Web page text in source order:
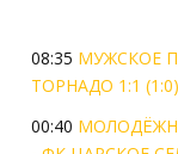
08:35 МУЖСКОЕ
ТОРНАДО 1:1 (1:0)
00:40